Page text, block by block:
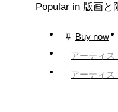
Popular in 版画と
Buy now
アーティス
アーティス